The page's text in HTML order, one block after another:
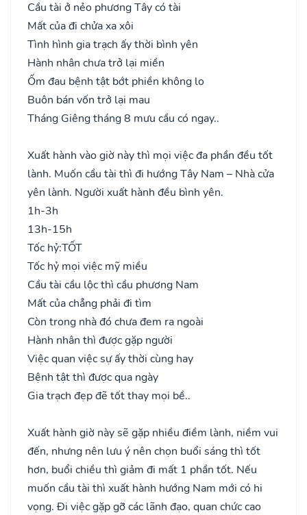
Cầu tài ở nẻo phương Tây có tài
Mất của đi chửa xa xôi
Tình hình gia trạch ấy thời bình yên
Hành nhân chưa trở lại miền
Ốm đau bệnh tật bớt phiền không lo
Buôn bán vốn trở lại mau
Tháng Giêng tháng 8 mưu cầu có ngay..
Xuất hành vào giờ này thì mọi việc đa phần đều tốt
lành. Muốn cầu tài thì đi hướng Tây Nam – Nhà cửa
yên lành. Người xuất hành đều bình yên.
1h-3h
13h-15h
Tốc hỷ:TỐT
Tốc hỷ mọi việc mỹ miều
Cầu tài cầu lộc thì cầu phương Nam
Mất của chẳng phải đi tìm
Còn trong nhà đó chưa đem ra ngoài
Hành nhân thì được gặp người
Việc quan việc sự ấy thời cùng hay
Bệnh tật thì được qua ngày
Gia trạch đẹp đẽ tốt thay mọi bề..
Xuất hành giờ này sẽ gặp nhiều điềm lành, niềm vui
đến, nhưng nên lưu ý nên chọn buổi sáng thì tốt
hơn, buổi chiều thì giảm đi mất 1 phần tốt. Nếu
muốn cầu tài thì xuất hành hướng Nam mới có hi
vọng. Đi việc gặp gỡ các lãnh đạo, quan chức cao